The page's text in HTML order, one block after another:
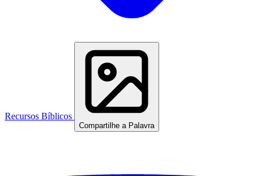
Recursos Bíblicos
Compartilhe a Palavra